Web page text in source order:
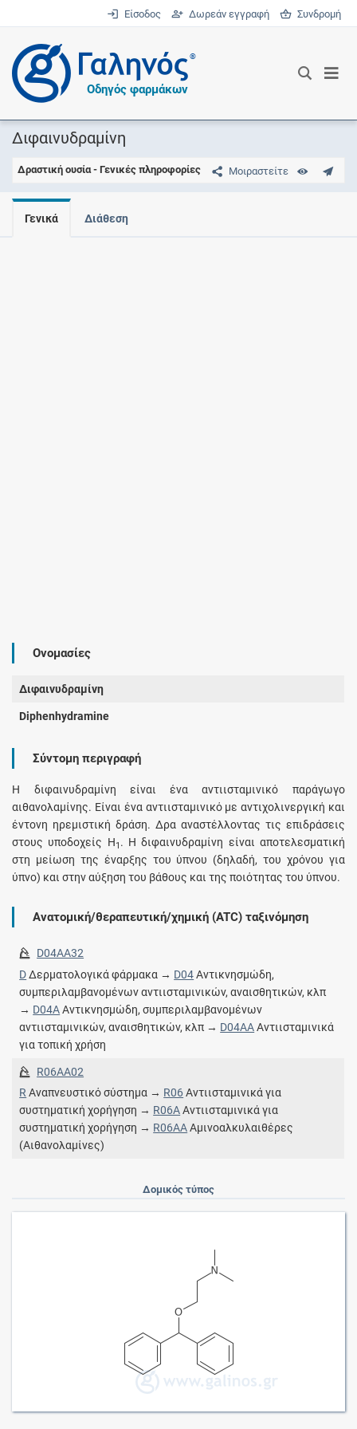
Είσοδος Δωρεάν εγγραφή Συνδρομή
®
Οδηγός φαρμάκων
Διφαινυδραμίνη
Μοιραστείτε
Δραστική ουσία - Γενικές πληροφορίες
Γενικά Διάθεση
Ονομασίες
Διφαινυδραμίνη
Diphenhydramine
Σύντομη περιγραφή
Η διφαινυδραμίνη είναι ένα αντιισταμινικό παράγωγο
αιθανολαμίνης. Είναι ένα αντιισταμινικό με αντιχολινεργική και
έντονη ηρεμιστική δράση. Δρα αναστέλλοντας τις επιδράσεις
στους υποδοχείς H1 . Η διφαινυδραμίνη είναι αποτελεσματική
στη μείωση της έναρξης του ύπνου (δηλαδή, του χρόνου για
ύπνο) και στην αύξηση του βάθους και της ποιότητας του ύπνου.
Ανατομική/θεραπευτική/χημική (ATC) ταξινόμηση
D04AA32
DΔερματολογικά φάρμακα → D04Αντικνησμώδη,
συμπεριλαμβανομένων αντιισταμινικών, αναισθητικών, κλπ
→ D04AΑντικνησμώδη, συμπεριλαμβανομένων
αντιισταμινικών, αναισθητικών, κλπ → D04AAΑντιισταμινικά
για τοπική χρήση
R06AA02
R Αναπνευστικό σύστημα → R06Αντιισταμινικά για
συστηματική χορήγηση → R06AΑντιισταμινικά για
συστηματική χορήγηση → R06AAΑμινοαλκυλαιθέρες
(Αιθανολαμίνες)
Δομικός τύπος